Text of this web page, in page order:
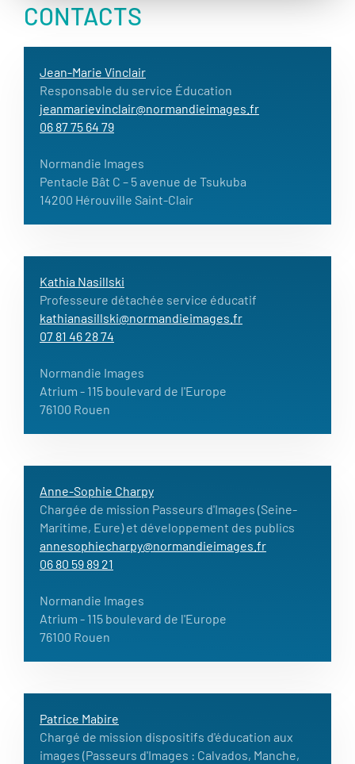
CONTACTS
Jean-Marie Vinclair
Responsable du service Éducation
jeanmarievinclair@normandieimages.fr
06 87 75 64 79
Normandie Images
Pentacle Bât C – 5 avenue de Tsukuba
14200 Hérouville Saint-Clair
Kathia Nasillski
Professeure détachée service éducatif
kathianasillski@normandieimages.fr
07 81 46 28 74
Normandie Images
Atrium - 115 boulevard de l'Europe
76100 Rouen
Anne-Sophie Charpy
Chargée de mission Passeurs d'Images (Seine-
Maritime, Eure) et développement des publics
annesophiecharpy@normandieimages.fr
06 80 59 89 21
Normandie Images
Atrium - 115 boulevard de l'Europe
76100 Rouen
Patrice Mabire
Chargé de mission dispositifs d'éducation aux
images (Passeurs d'Images : Calvados, Manche,